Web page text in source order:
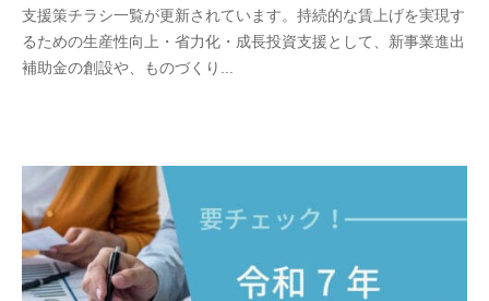
支援策チラシ一覧が更新されています。持続的な賃上げを実現す
るための生産性向上・省力化・成長投資支援として、新事業進出
補助金の創設や、ものづくり...